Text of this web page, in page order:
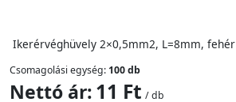
Ikerérvéghüvely 2×0,5mm2, L=8mm, fehér
Csomagolási egység: 100 db
Nettó ár:11 Ft / db